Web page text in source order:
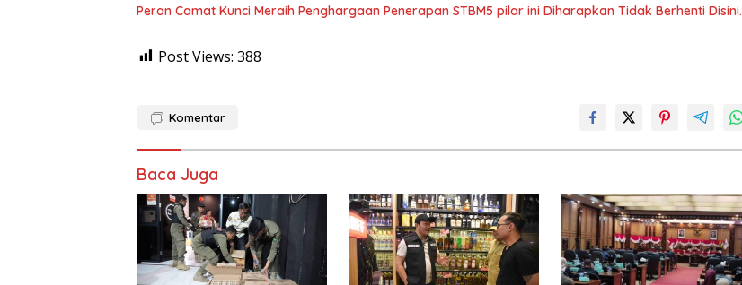
Peran Camat Kunci Meraih Penghargaan Penerapan STBM5 pilar ini Diharapkan Tidak Berhenti Disini.
Post Views: 388
Komentar
Baca Juga